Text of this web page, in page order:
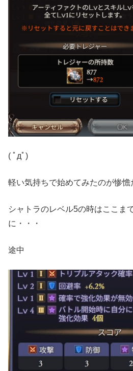
( ﾟдﾟ)
軽い気持ちで始めてみたのが惨
シャトラのレベル5の時はここま
に・・・
途中